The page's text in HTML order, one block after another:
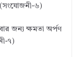
(সংযোজনী-৬)
জন্য ক্ষমতা অর্পণ
৭)